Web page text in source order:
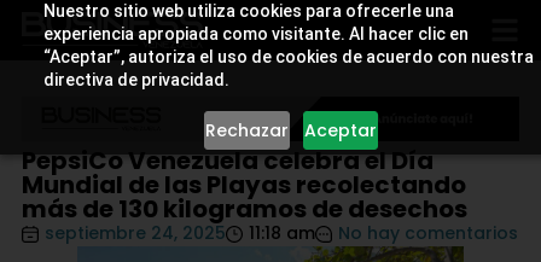
Nuestro sitio web utiliza cookies para ofrecerle una
experiencia apropiada como visitante. Al hacer clic en
“Aceptar”, autoriza el uso de cookies de acuerdo con nuestra
directiva de privacidad.
Rechazar Aceptar
PepsiCo Venezuela celebra el Día
Mundial de las Playas recolectando
más de 130 kilogramos de desechos
septiembre 24, 2025 11:18 am No hay comentarios